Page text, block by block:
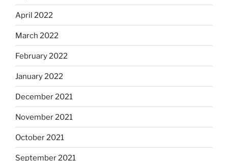
April 2022
March 2022
February 2022
January 2022
December 2021
November 2021
October 2021
September 2021